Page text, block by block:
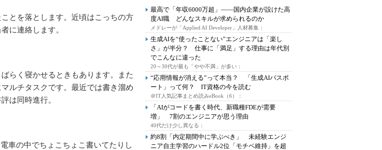
とを落とします。近頃はこっちの方
に連絡します。
らく寝かせるときもあります。また
ルチタスクです。最近では書き溜め
は同時進行。
車の中でちょこちょこ書いてたりし
最高で「年収6000万超」――国内企業が設けた高
度AI職 どんなスキルが求められるのか
メドレーが「Applied AI Developer」人材募集：
生成AIを“使ったことない”エンジニアは「楽し
さ」が半分？ 仕事に「満足」する理由は年代別
でこんなに違った
20～30代が最も「やや不満」が多い：
“応用情報が消える”って本当？ 「生成AIパスポ
ート」って何？ IT資格の今を読む
＠IT人気記事まとめ読みeBook（6）：
「AIがコードを書く時代、新職種FDEが需要
増」 7割のエンジニアが思う理由
40代だけ少し異なる：
約8割「内定期間中に学ぶべき」 未経験エンジ
ニア自主学習のハードル2位「モチベ維持」を超